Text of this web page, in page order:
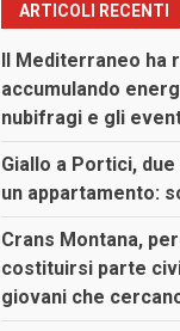
ARTICOLI RECENTI
Il Mediterraneo ha
accumulando
nubifragi e gli
Giallo a Portici,
un appartamento:
Crans Montana,
costituirsi parte
giovani che